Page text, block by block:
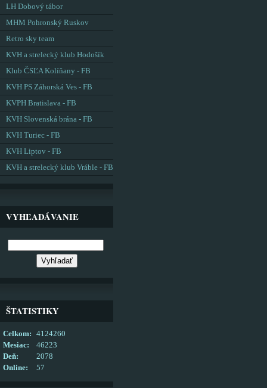
LH Dobový tábor
MHM Pohronský Ruskov
Retro sky team
KVH a strelecký klub Hodošík
Klub ČSĽA Kolíňany - FB
KVH PS Záhorská Ves - FB
KVPH Bratislava - FB
KVH Slovenská brána - FB
KVH Turiec - FB
KVH Liptov - FB
KVH a strelecký klub Vráble - FB
VYHĽADÁVANIE
ŠTATISTIKY
Online: 57
Celkom:
4124260
Mesiac:
46223
Deň:
2078